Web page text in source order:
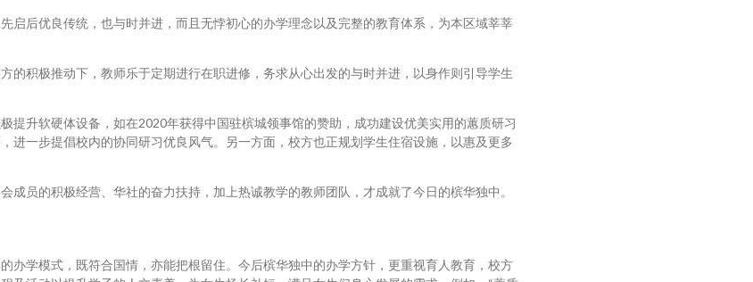
启后优良传统，也与时并进，而且无悖初心的办学理念以及完整的教育体系，为本区域莘莘
的积极推动下，教师乐于定期进行在职进修，务求从心出发的与时并进，以身作则引导学生
提升软硬体设备，如在2020年获得中国驻槟城领事馆的赞助，成功建设优美实用的蕙质研习
进一步提倡校内的协同研习优良风气。另一方面，校方也正规划学生住宿设施，以惠及更多
成员的积极经营、华社的奋力扶持，加上热诚教学的教师团队，才成就了今日的槟华独中。
办学模式，既符合国情，亦能把根留住。今后槟华独中的办学方针，更重视育人教育，校方